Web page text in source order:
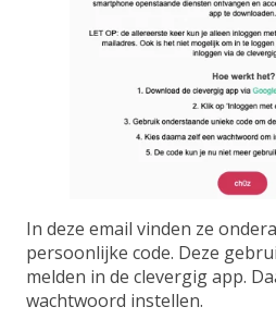
In deze email vinden ze
persoonlijke code. Deze
melden in de clevergig app.
wachtwoord instellen.